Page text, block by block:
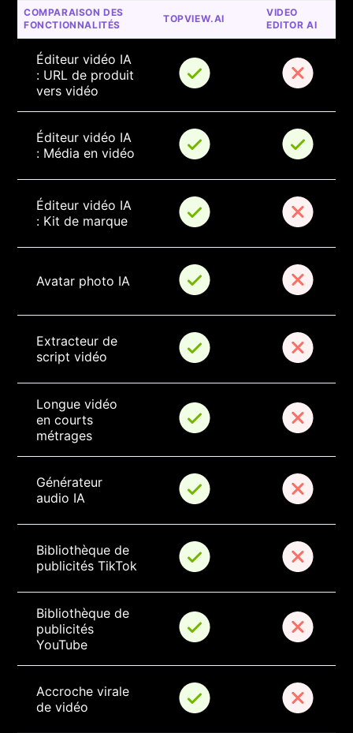
COMPARAISON DES
FONCTIONNALITÉS
TOPVIEW.AI
VIDEO
EDITOR AI
Éditeur vidéo IA
: URL de produit
vers vidéo
Éditeur vidéo IA
: Média en vidéo
Éditeur vidéo IA
: Kit de marque
Avatar photo IA
Extracteur de
script vidéo
Longue vidéo
en courts
métrages
Générateur
audio IA
Bibliothèque de
publicités TikTok
Bibliothèque de
publicités
YouTube
Accroche virale
de vidéo